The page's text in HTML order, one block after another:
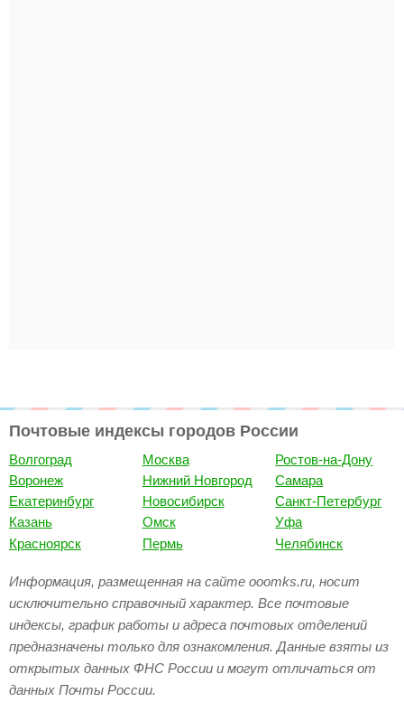
Почтовые индексы городов России
Волгоград
Воронеж
Екатеринбург
Казань
Красноярск
Москва
Нижний Новгород
Новосибирск
Омск
Пермь
Ростов-на-Дону
Самара
Санкт-Петербург
Уфа
Челябинск
Информация, размещенная на сайте ooomks.ru, носит
исключительно справочный характер. Все почтовые
индексы, график работы и адреса почтовых отделений
предназначены только для ознакомления. Данные взяты из
открытых данных ФНС России и могут отличаться от
данных Почты России.